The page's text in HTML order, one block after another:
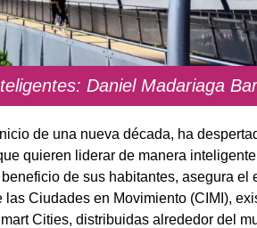
Daniel Madariaga
de una nueva década, ha
quieren liderar de manera
de sus habitantes, asegura el
Ciudades en Movimiento (CIMI),
Cities, distribuidas alrededor del